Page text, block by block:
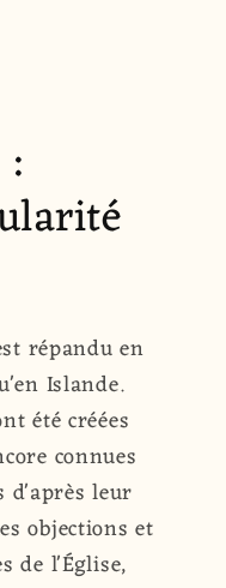
:
répandu en
Islande.
été créées
connues
d'après leur
objections et
de l'Église,